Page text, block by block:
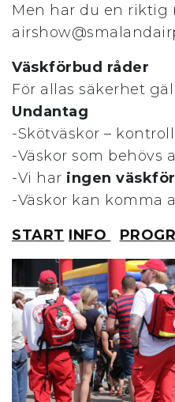
Men har du en riktig
Väskförbud råder
För allas säkerhet
Undantag
-Skötväskor –
-Väskor som behövs
-Vi har ingen
-Väskor kan komma
START INFO